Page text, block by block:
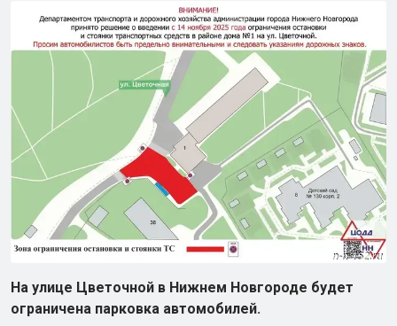
На улице Цветочной в Нижнем Новгороде будет
ограничена парковка автомобилей.